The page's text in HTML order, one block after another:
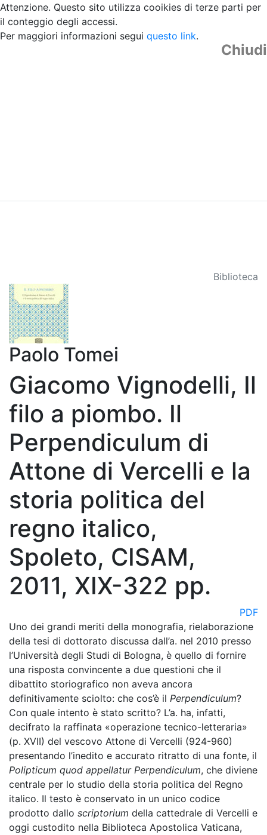
Attenzione. Questo sito utilizza cooikies di terze parti per
il conteggio degli accessi.
Per maggiori informazioni segui questo link.
Chiudi
Biblioteca
Paolo Tomei
Giacomo Vignodelli, Il
filo a piombo. Il
Perpendiculum di
Attone di Vercelli e la
storia politica del
regno italico,
Spoleto, CISAM,
2011, XIX-322 pp.
PDF
Uno dei grandi meriti della monografia, rielaborazione
della tesi di dottorato discussa dall’a. nel 2010 presso
l’Università degli Studi di Bologna, è quello di fornire
una risposta convincente a due questioni che il
dibattito storiografico non aveva ancora
definitivamente sciolto: che cos’è il Perpendiculum?
Con quale intento è stato scritto? L’a. ha, infatti,
decifrato la raffinata «operazione tecnico-letteraria»
(p. XVII) del vescovo Attone di Vercelli (924-960)
presentando l’inedito e accurato ritratto di una fonte, il
Polipticum quod appellatur Perpendiculum, che diviene
centrale per lo studio della storia politica del Regno
italico. Il testo è conservato in un unico codice
prodotto dallo scriptorium della cattedrale di Vercelli e
oggi custodito nella Biblioteca Apostolica Vaticana,